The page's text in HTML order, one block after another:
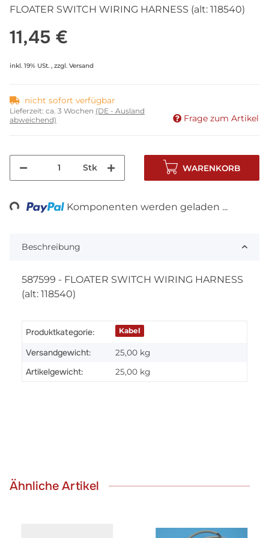
FLOATER SWITCH WIRING HARNESS (alt: 118540)
11,45 €
inkl. 19% USt. , zzgl. Versand
nicht sofort verfügbar
Lieferzeit: ca. 3 Wochen (DE - Ausland
abweichend)
Frage zum Artikel
Stk WARENKORB
Komponenten werden geladen ...
Beschreibung
587599 - FLOATER SWITCH WIRING HARNESS
(alt: 118540)
Produktkategorie: Kabel
Versandgewicht: 25,00 kg
Artikelgewicht: 25,00 kg
Ähnliche Artikel